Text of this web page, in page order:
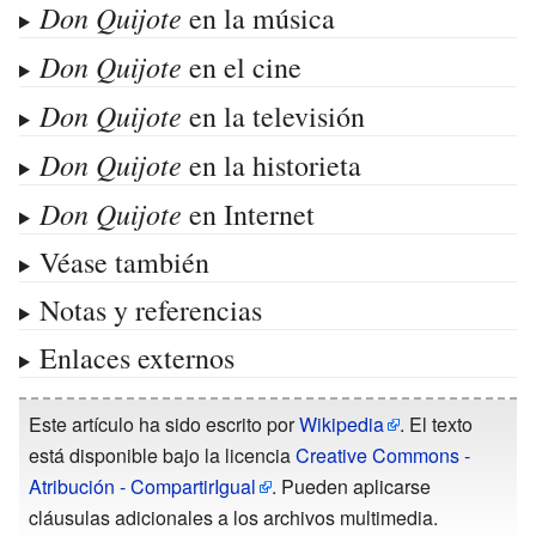
Don Quijote en la música
Don Quijote en el cine
Don Quijote en la televisión
Don Quijote en la historieta
Don Quijote en Internet
Véase también
Notas y referencias
Enlaces externos
Este artículo ha sido escrito porWikipedia
. El texto
está disponible bajo la licenciaCreative Commons -
Atribución - CompartirIgual
. Pueden aplicarse
cláusulas adicionales a los archivos multimedia.